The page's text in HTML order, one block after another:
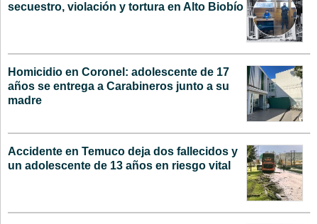
secuestro, violación y tortura en Alto Biobío
Homicidio en Coronel: adolescente de 17
años se entrega a Carabineros junto a su
madre
Accidente en Temuco deja dos fallecidos y
un adolescente de 13 años en riesgo vital